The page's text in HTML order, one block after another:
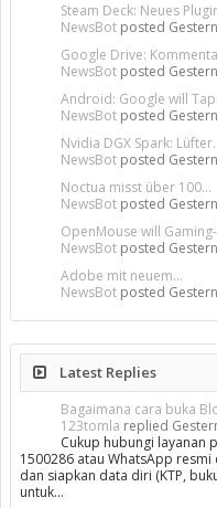
Steam Deck: Neues
NewsBot posted
Google Drive:
NewsBot posted
Android: Google will
NewsBot posted
Nvidia DGX Spark:
NewsBot posted
Noctua misst über 100...
NewsBot posted
OpenMouse will
NewsBot posted
Adobe mit neuem...
NewsBot posted
Latest Replies
Bagaimana cara buka
123tomla replied
Cukup hubungi layanan
1500286 atau WhatsApp
dan siapkan data diri (KTP,
untuk…